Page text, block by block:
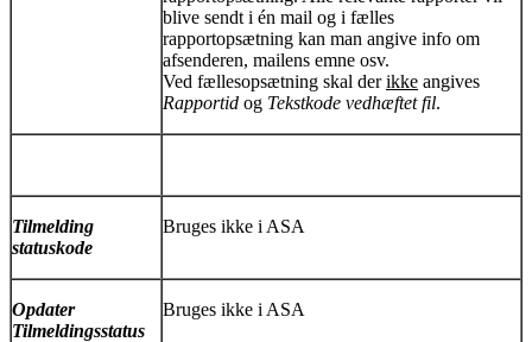
blive sendt i én mail og i fælles
rapportopsætning kan man angive info om
afsenderen, mailens emne osv.
Ved fællesopsætning skal derikke angives
Rapportid og Tekstkode vedhæftet fil.
Tilmelding
statuskode
Bruges ikke i ASA
Opdater
Tilmeldingsstatus
Bruges ikke i ASA